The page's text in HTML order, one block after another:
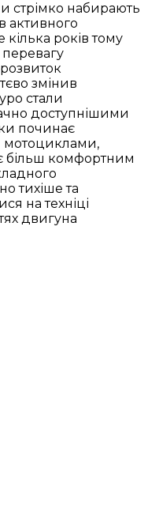
стрімко набирають
активного
років тому
перевагу
змінив
стали
доступнішими
починає
мотоциклами,
більш комфортним
тихіше та
на техніці
двигуна